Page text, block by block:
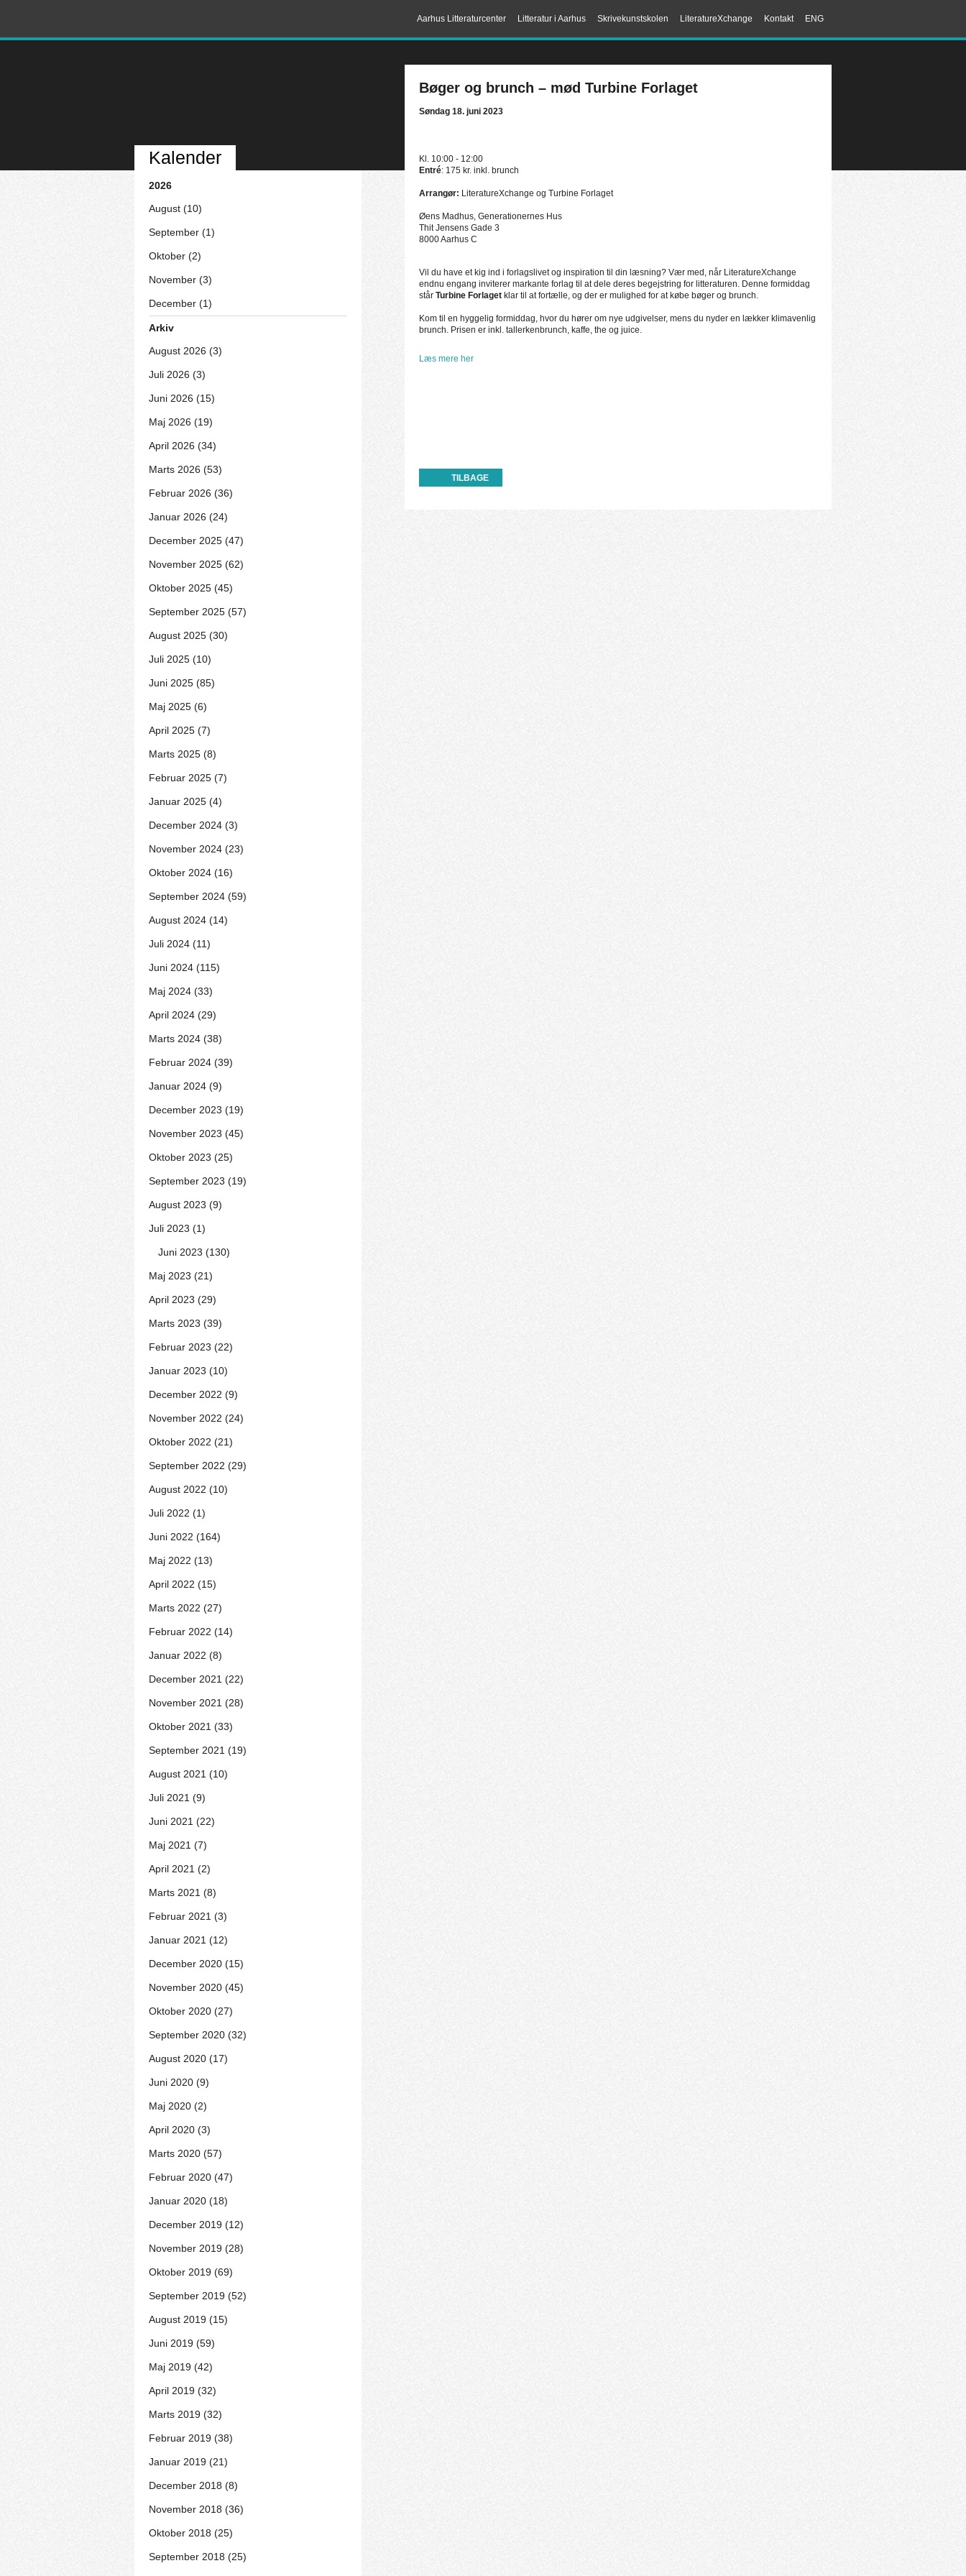
ENG
Kontakt
LiteratureXchange
Skrivekunstskolen
Litteratur i Aarhus
Aarhus Litteraturcenter
Bøger og brunch – mød Turbine Forlaget
Søndag 18. juni 2023
Kl. 10:00 - 12:00
Entré: 175 kr. inkl. brunch
Arrangør: LiteratureXchange og Turbine Forlaget
Øens Madhus, Generationernes Hus
Thit Jensens Gade 3
8000 Aarhus C
Vil du have et kig ind i forlagslivet og inspiration til din læsning? Vær med, når LiteratureXchange
endnu engang inviterer markante forlag til at dele deres begejstring for litteraturen. Denne formiddag
står Turbine Forlaget klar til at fortælle, og der er mulighed for at købe bøger og brunch.
Kom til en hyggelig formiddag, hvor du hører om nye udgivelser, mens du nyder en lækker klimavenlig
brunch. Prisen er inkl. tallerkenbrunch, kaffe, the og juice.
Læs mere her
TILBAGE
Kalender
2026
August (10)
September (1)
Oktober (2)
November (3)
December (1)
Arkiv
August 2026 (3)
Juli 2026 (3)
Juni 2026 (15)
Maj 2026 (19)
April 2026 (34)
Marts 2026 (53)
Februar 2026 (36)
Januar 2026 (24)
December 2025 (47)
November 2025 (62)
Oktober 2025 (45)
September 2025 (57)
August 2025 (30)
Juli 2025 (10)
Juni 2025 (85)
Maj 2025 (6)
April 2025 (7)
Marts 2025 (8)
Februar 2025 (7)
Januar 2025 (4)
December 2024 (3)
November 2024 (23)
Oktober 2024 (16)
September 2024 (59)
August 2024 (14)
Juli 2024 (11)
Juni 2024 (115)
Maj 2024 (33)
April 2024 (29)
Marts 2024 (38)
Februar 2024 (39)
Januar 2024 (9)
December 2023 (19)
November 2023 (45)
Oktober 2023 (25)
September 2023 (19)
August 2023 (9)
Juli 2023 (1)
Juni 2023 (130)
Maj 2023 (21)
April 2023 (29)
Marts 2023 (39)
Februar 2023 (22)
Januar 2023 (10)
December 2022 (9)
November 2022 (24)
Oktober 2022 (21)
September 2022 (29)
August 2022 (10)
Juli 2022 (1)
Juni 2022 (164)
Maj 2022 (13)
April 2022 (15)
Marts 2022 (27)
Februar 2022 (14)
Januar 2022 (8)
December 2021 (22)
November 2021 (28)
Oktober 2021 (33)
September 2021 (19)
August 2021 (10)
Juli 2021 (9)
Juni 2021 (22)
Maj 2021 (7)
April 2021 (2)
Marts 2021 (8)
Februar 2021 (3)
Januar 2021 (12)
December 2020 (15)
November 2020 (45)
Oktober 2020 (27)
September 2020 (32)
August 2020 (17)
Juni 2020 (9)
Maj 2020 (2)
April 2020 (3)
Marts 2020 (57)
Februar 2020 (47)
Januar 2020 (18)
December 2019 (12)
November 2019 (28)
Oktober 2019 (69)
September 2019 (52)
August 2019 (15)
Juni 2019 (59)
Maj 2019 (42)
April 2019 (32)
Marts 2019 (32)
Februar 2019 (38)
Januar 2019 (21)
December 2018 (8)
November 2018 (36)
Oktober 2018 (25)
September 2018 (25)